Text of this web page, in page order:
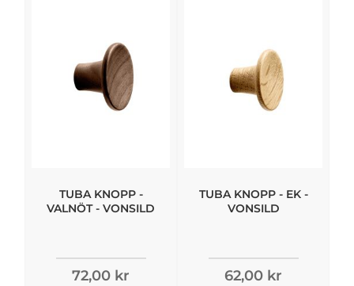
TUBA KNOPP -
VALNÖT - VONSILD
72,00 kr
TUBA KNOPP - EK -
VONSILD
62,00 kr